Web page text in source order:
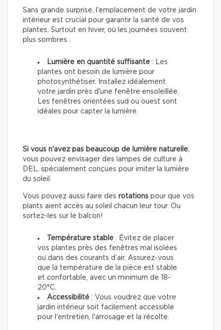
Sans grande surprise, l'emplacement de votre jardin
intérieur est crucial pour garantir la santé de vos
plantes. Surtout en hiver, où les journées souvent
plus sombres :
Lumière en quantité suffisante : Les
plantes ont besoin de lumière pour
photosynthétiser. Installez idéalement
votre jardin près d'une fenêtre ensoleillée.
Les fenêtres orientées sud ou ouest sont
idéales pour capter la lumière.
Si vous n'avez pas beaucoup de lumière naturelle
vous pouvez envisager des lampes de culture à
DEL, spécialement conçues pour imiter la lumière
du soleil.
Vous pouvez aussi faire des rotations pour que vos
plants aient accès au soleil chacun leur tour. Ou
sortez-les sur le balcon!
Température stable : Évitez de placer
vos plantes près des fenêtres mal isolées
ou dans des courants d’air. Assurez-vous
que la température de la pièce est stable
et confortable, avec un minimum de 18-
20°C.
Accessibilité : Vous voudrez que votre
jardin intérieur soit facilement accessible
pour l'entretien, l'arrosage et la récolte.